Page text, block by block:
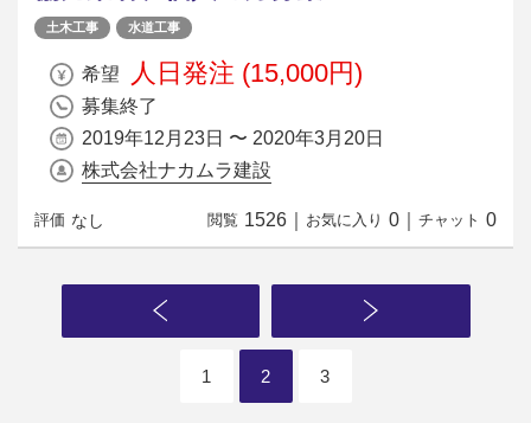
土木工事 水道工事
希望 人日発注 (15,000円)
募集終了
2019年12月23日 〜 2020年3月20日
株式会社ナカムラ建設
評価 なし 閲覧 1526 お気に入り 0 チャット 0
1 2 3